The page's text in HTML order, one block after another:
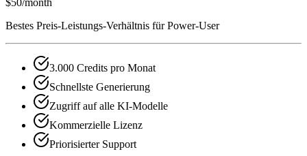
$50/month
Bestes Preis-Leistungs-Verhältnis für Power-User
3.000 Credits pro Monat
Schnellste Generierung
Zugriff auf alle KI-Modelle
Kommerzielle Lizenz
Priorisierter Support